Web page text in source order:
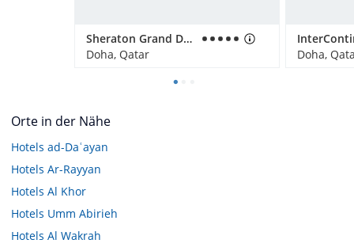
Sheraton Grand Doha Resort & Convention Hotel
Doha, Qatar
Doha,
Orte in der Nähe
Hotels ad-Daʿayan
Hotels Ar-Rayyan
Hotels Al Khor
Hotels Umm Abirieh
Hotels Al Wakrah